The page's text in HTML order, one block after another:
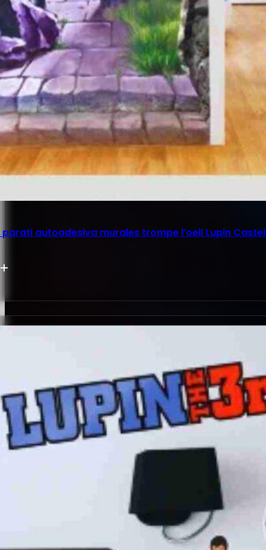
autoadesiva murales trompe l’oeil Lupin